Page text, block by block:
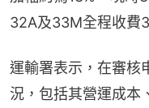
32A及33M全程收費
運輸署表示，在審核
況，包括其營運成本